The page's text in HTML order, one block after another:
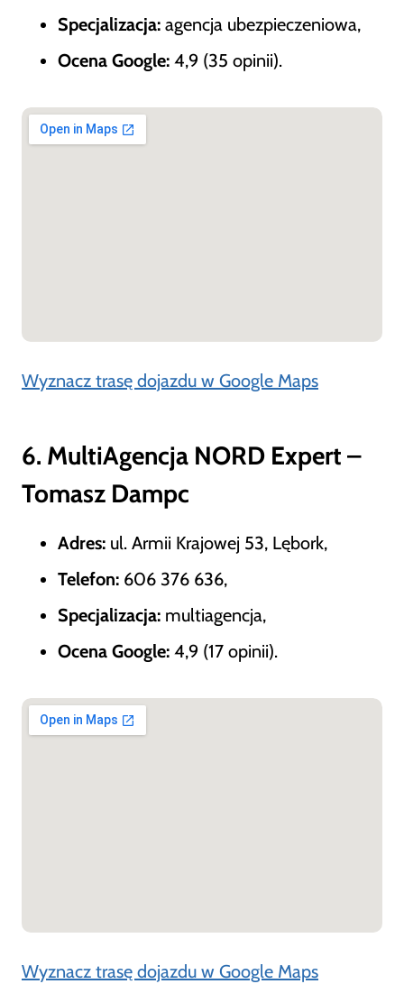
Specjalizacja: agencja ubezpieczeniowa,
Ocena Google: 4,9 (35 opinii).
Wyznacz trasę dojazdu w Google Maps
6. MultiAgencja NORD Expert –
Tomasz Dampc
Adres: ul. Armii Krajowej 53, Lębork,
Telefon: 606 376 636,
Specjalizacja: multiagencja,
Ocena Google: 4,9 (17 opinii).
Wyznacz trasę dojazdu w Google Maps